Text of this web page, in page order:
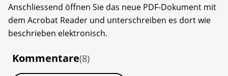
Anschliessend öffnen Sie das neue PDF-Dokument mit
dem Acrobat Reader und unterschreiben es dort wie
beschrieben elektronisch.
Kommentare(8)